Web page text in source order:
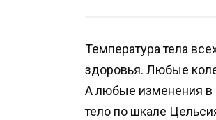
Температура тела
здоровья. Любые
А любые изменения в
тело по шкале